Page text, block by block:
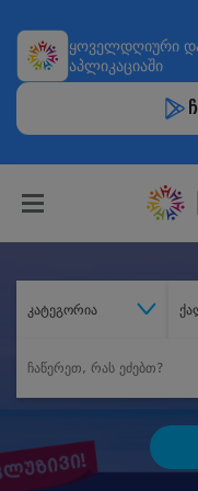
ყოველდღიური
აპლიკაციაში
კატეგორია